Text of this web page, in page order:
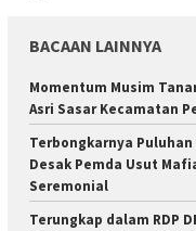
BACAAN LAINNYA
Momentum Musim
Asri Sasar Kecamatan
Terbongkarnya
Desak Pemda Usut
Seremonial
Terungkap dalam RDP